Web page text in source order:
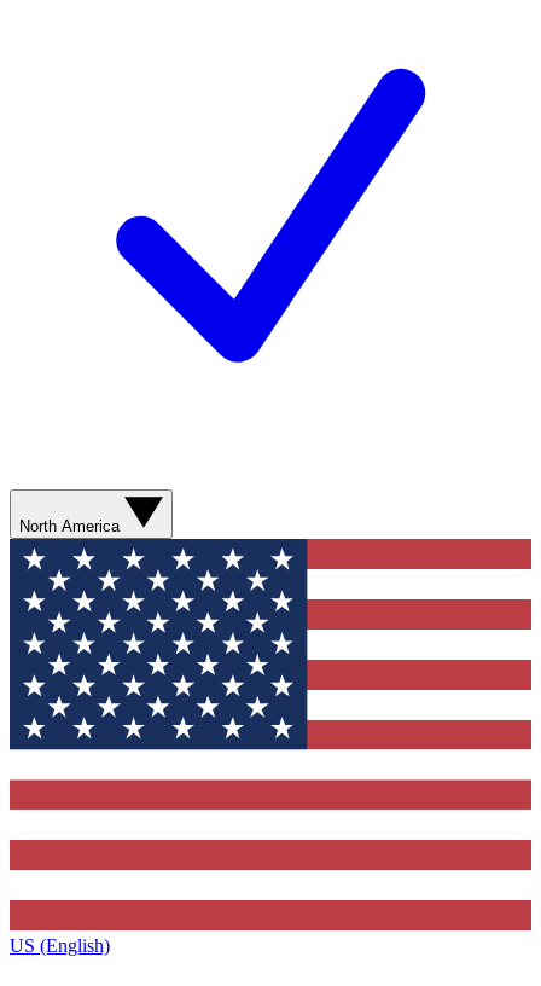
North America
US (English)